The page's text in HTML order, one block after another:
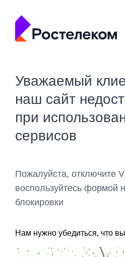
Уважаемый
наш сайт
при
сервисов
Пожалуйста, отключите
воспользуйтесь формой
блокировки
Нам нужно убедиться, что